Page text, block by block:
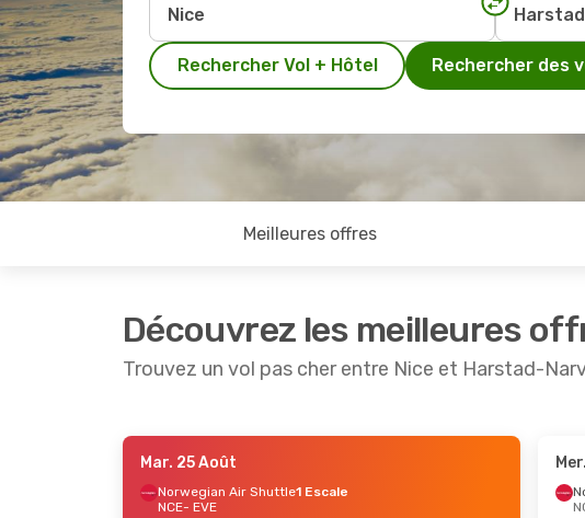
Rechercher Vol + Hôtel Rechercher des
Meilleures offres
Découvrez les meilleures
Trouvez un vol pas cher entre Nice et Harstad-
- Sam. 29 Août
Scandinavian Airlines1 Escale
- Lun. 7
Norwegian Air Shuttle
Mar. 25 Août
Norwegian Air Shuttle1 Escale
NCE- EVE